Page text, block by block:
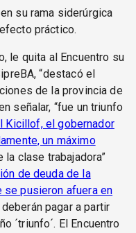
su rama siderúrgica
práctico.
le quita al Encuentro su
“destacó el
de la provincia de
señalar, “fue un triunfo
Kicillof, el gobernador
un máximo
la clase trabajadora”
de deuda de la
se pusieron afuera en
pagar a partir
´triunfo´. El Encuentro